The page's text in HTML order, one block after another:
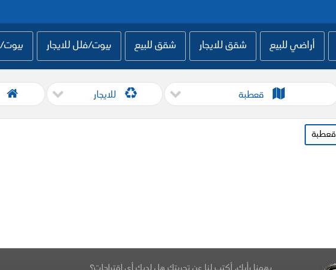
أراضي للبيع شقق للايجار شقق للبيع بيوت/فلل للايجار
قعطبة للايجار
قعطبة